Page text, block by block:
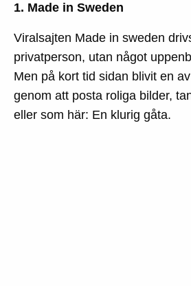
1. Made in Sweden
Viralsajten Made in sweden
privatperson, utan något
Men på kort tid sidan blivit en
genom att posta roliga bilder,
eller som här: En klurig gåta.